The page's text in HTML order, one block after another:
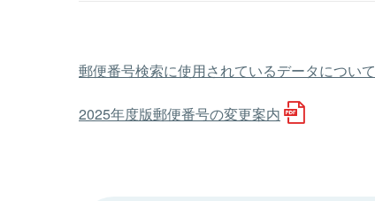
郵便番号検索に使用されているデータについて
2025年度版郵便番号の変更案内